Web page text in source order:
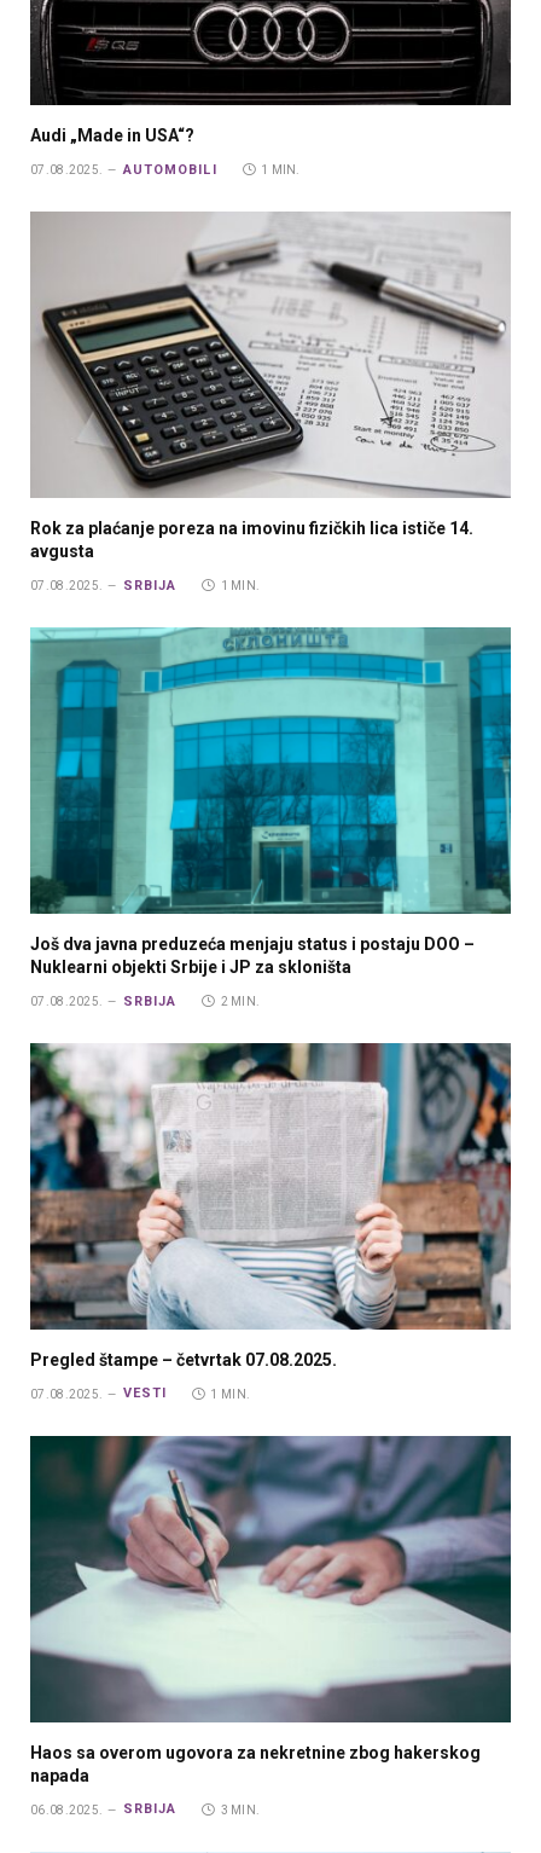
Audi „Made in USA“?
07.08.2025. AUTOMOBILI 1 MIN.
Rok za plaćanje poreza na imovinu fizičkih lica ističe 14.
avgusta
07.08.2025. SRBIJA 1 MIN.
Još dva javna preduzeća menjaju status i postaju DOO –
Nuklearni objekti Srbije i JP za skloništa
07.08.2025. SRBIJA 2 MIN.
Pregled štampe – četvrtak 07.08.2025.
07.08.2025. VESTI 1 MIN.
Haos sa overom ugovora za nekretnine zbog hakerskog
napada
06.08.2025. SRBIJA 3 MIN.